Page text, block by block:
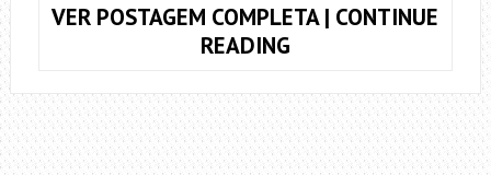
VER POSTAGEM COMPLETA | CONTINUE
READINGCOMO
VISH,
AGNES
NUNES